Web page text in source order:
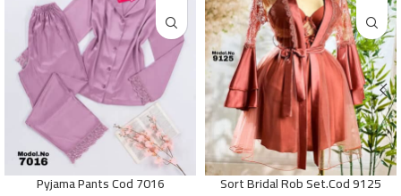
Sort Bridal Rob Set.Cod 9125
Pyjama Pants Cod 7016